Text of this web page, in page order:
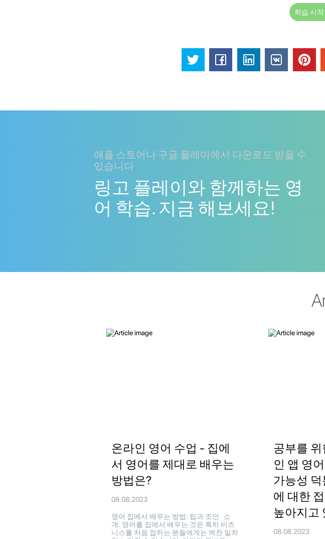
학습 시작
애플 스토어나 구글 플레이에서 다운로드 받을 수
있습니다
링고 플레이와 함께하는 영
어 학습. 지금 해보세요!
온라인 영어 수업 - 집에
서 영어를 제대로 배우는
방법은?
08.08.2023
영어 집에서 배우는 방법: 팁과 조언 소
개: 영어를 집에서 배우는 것은 특히 비즈
니스를 처음 접하는 분들에게는 벅찬 일처
공부를
인 앱 영
가능성
에 대한
높아지고
08.08.2023